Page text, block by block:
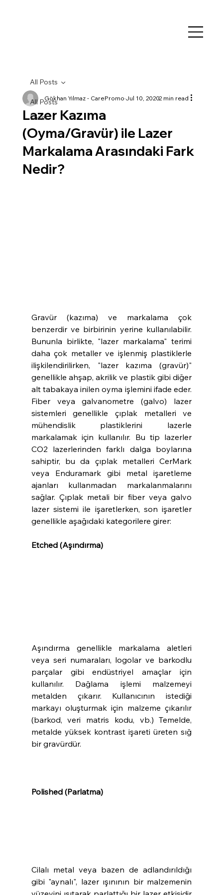
All Posts
Lazer
All Posts
Lazer Kazıma
(Oyma/Gravür) ile Lazer
Markalama Arasındaki Fark
Nedir?
Gökhan Yılmaz - CarePromoJul 10, 20202 min read
Gravür (kazıma) ve markalama çok
benzerdir ve birbirinin yerine kullanılabilir.
Bununla birlikte, "lazer markalama" terimi
daha çok metaller ve işlenmiş plastiklerle
ilişkilendirilirken, "lazer kazıma (gravür)"
genellikle ahşap, akrilik ve plastik gibi diğer
alt tabakaya inilen oyma işlemini ifade eder.
Fiber veya galvanometre (galvo) lazer
sistemleri genellikle çıplak metalleri ve
mühendislik plastiklerini lazerle
markalamak için kullanılır. Bu tip lazerler
CO2 lazerlerinden farklı dalga boylarına
sahiptir, bu da çıplak metalleri CerMark
veya Enduramark gibi metal işaretleme
ajanları kullanmadan markalanmalarını
sağlar. Çıplak metali bir fiber veya galvo
lazer sistemi ile işaretlerken, son işaretler
genellikle aşağıdaki kategorilere girer:
Etched (Aşındırma)
Aşındırma genellikle markalama aletleri
veya seri numaraları, logolar ve barkodlu
parçalar gibi endüstriyel amaçlar için
kullanılır. Dağlama işlemi malzemeyi
metalden çıkarır. Kullanıcının istediği
markayı oluşturmak için malzeme çıkarılır
(barkod, veri matris kodu, vb.) Temelde,
metalde yüksek kontrast işareti üreten sığ
bir gravürdür.
Polished (Parlatma)
Cilalı metal veya bazen de adlandırıldığı
gibi "aynalı", lazer ışınının bir malzemenin